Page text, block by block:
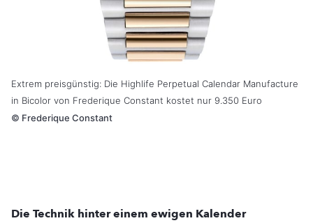
Extrem preisgünstig: Die Highlife Perpetual Calendar Manufacture
in Bicolor von Frederique Constant kostet nur 9.350 Euro
© Frederique Constant
Die Technik hinter einem ewigen Kalender